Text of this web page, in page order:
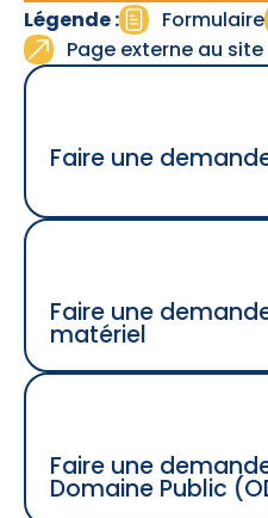
Légende :
Formulaire
Page externe au site
Faire une
Faire une
matériel
Faire une
Domaine Public